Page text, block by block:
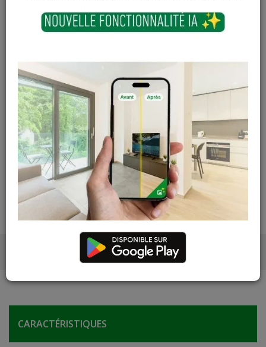
Gosselies 2 articles
Cuesmes
Contactez Diffusion Menuiserie pour obtenir le temps de
réapprovisionnement pour ce produit
Les teintes, nuances et veinages des photos peuvent
varier par rapport au produit réel
CARACTÉRISTIQUES